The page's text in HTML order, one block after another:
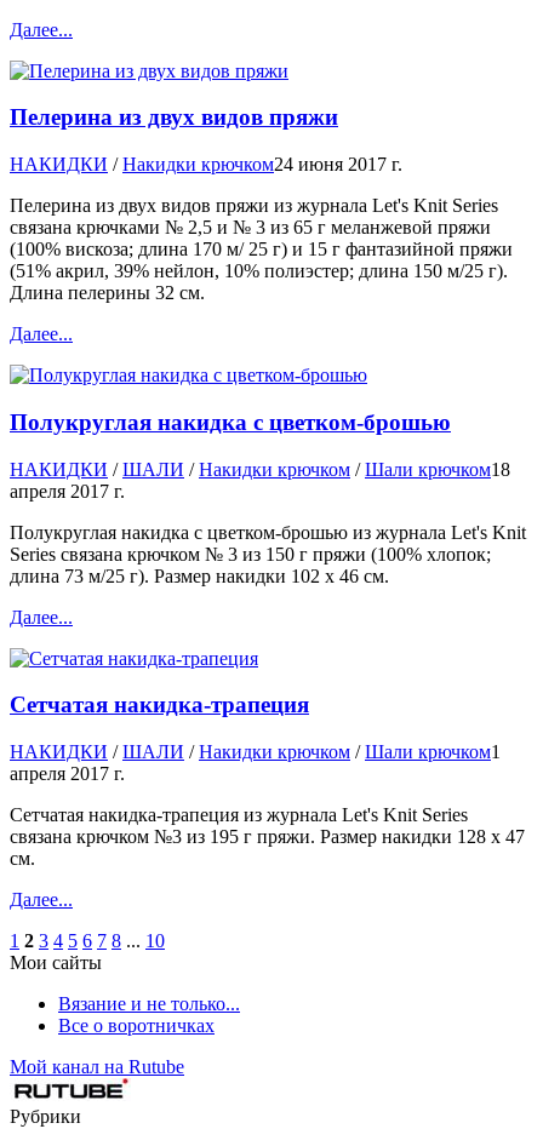
Далее...
Пелерина из двух видов пряжи
НАКИДКИ /Накидки крючком24 июня 2017 г.
Пелерина из двух видов пряжи из журнала Let's Knit Series
связана крючками № 2,5 и № 3 из 65 г меланжевой пряжи
(100% вискоза; длина 170 м/ 25 г) и 15 г фантазийной пряжи
(51% акрил, 39% нейлон, 10% полиэстер; длина 150 м/25 г).
Длина пелерины 32 см.
Далее...
Полукруглая накидка с цветком-брошью
НАКИДКИ /ШАЛИ /Накидки крючком /Шали крючком18
апреля 2017 г.
Полукруглая накидка с цветком-брошью из журнала Let's Knit
Series связана крючком № 3 из 150 г пряжи (100% хлопок;
длина 73 м/25 г). Размер накидки 102 х 46 см.
Далее...
Сетчатая накидка-трапеция
НАКИДКИ /ШАЛИ /Накидки крючком /Шали крючком1
апреля 2017 г.
Сетчатая накидка-трапеция из журнала Let's Knit Series
связана крючком №3 из 195 г пряжи. Размер накидки 128 х 47
см.
Далее...
1 2 3 4 5 6 7 8 ... 10
Мои сайты
Вязание и не только...
Все о воротничках
Мой канал на Rutube
Рубрики